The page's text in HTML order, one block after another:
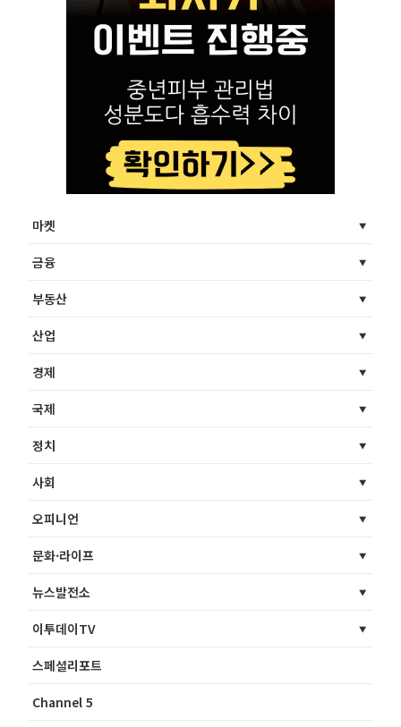
마켓
금융
부동산
산업
경제
국제
정치
사회
오피니언
문화·라이프
뉴스발전소
이투데이TV
스페셜리포트
Channel 5